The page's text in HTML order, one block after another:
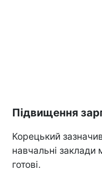
Підвищення
Корецький
навчальні заклади
готові.